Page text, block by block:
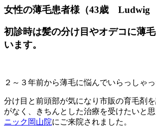
女性の薄毛患者様（43歳 Ludwig
初診時は髪の分け目やオデコに薄
います。
２～３年前から薄毛に悩んでいらっしゃっ
分け目と前頭部が気になり市販の育毛剤
がなく、きちんとした治療を受けたいと
ニック岡山院にご来院されました。